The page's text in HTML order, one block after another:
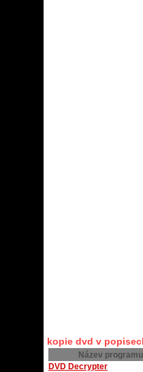
kopie dvd v
Název programu
DVD Decrypter